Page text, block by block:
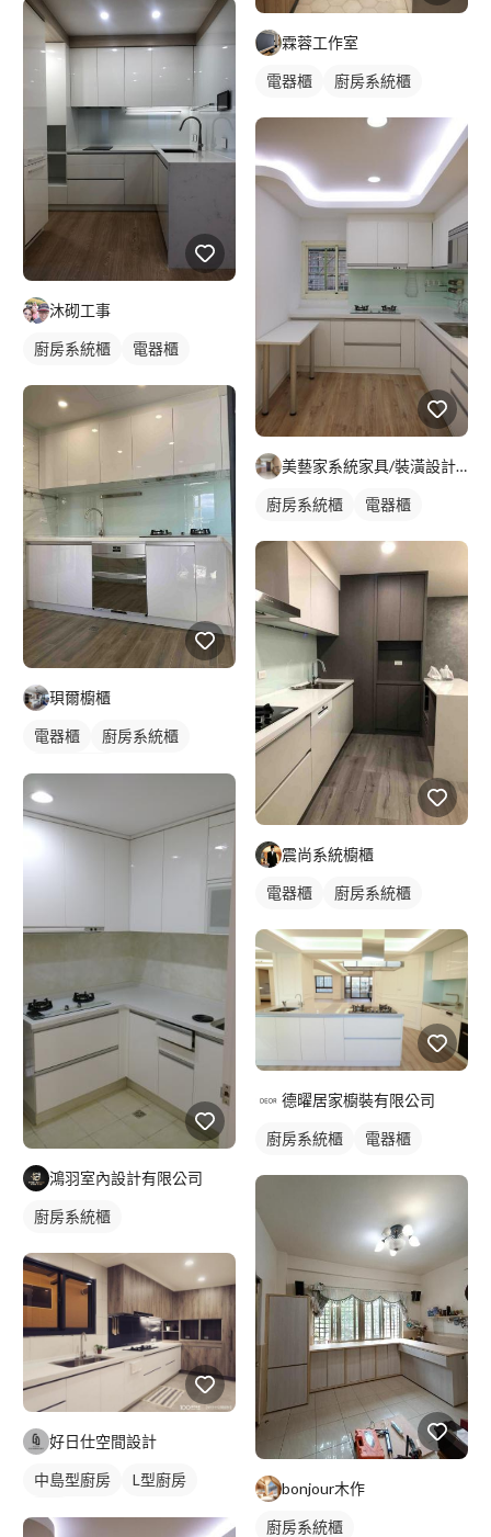
沐砌工事
廚房系統櫃 電器櫃
珼爾櫥櫃
電器櫃
廚房系統櫃
一字型廚具
鴻羽室內設計有限公司
廚房系統櫃
好日仕空間設計
中島型廚房
L型廚房
霖蓉工作室
電器櫃 廚房系統櫃
美藝家系統家具/裝潢設計/統包服務
廚房系統櫃 電器櫃
震尚系統櫥櫃
電器櫃 廚房系統櫃
德曜居家櫥裝有限公司
廚房系統櫃 電器櫃
bonjour木作
廚房系統櫃